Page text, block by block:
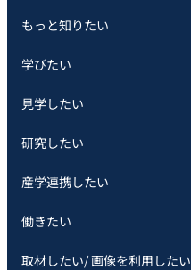
もっと知りたい
学びたい
見学したい
研究したい
産学連携したい
働きたい
取材したい/ 画像を利用したい